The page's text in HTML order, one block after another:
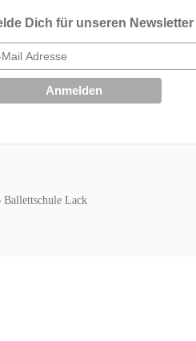
Dich für unseren
Lack